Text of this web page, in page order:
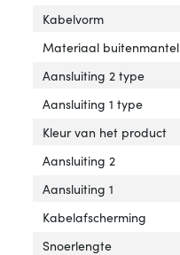
Kabelvorm
Materiaal buitenmantel
Aansluiting 2 type
Aansluiting 1 type
Kleur van het product
Aansluiting 2
Aansluiting 1
Kabelafscherming
Snoerlengte